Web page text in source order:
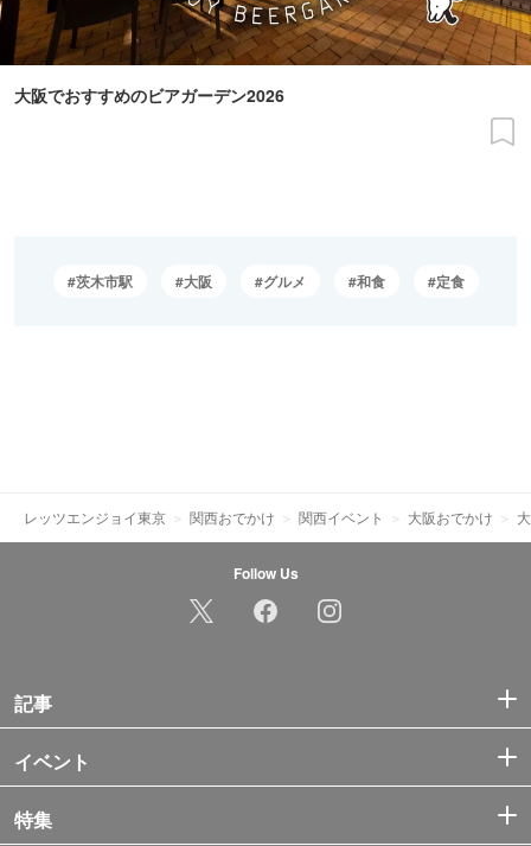
大阪でおすすめのビアガーデン2026
茨木市駅 大阪 グルメ 和食 定食
レッツエンジョイ東京 関西おでかけ 関西イベント 大阪おでかけ
Follow Us
記事
イベント
特集